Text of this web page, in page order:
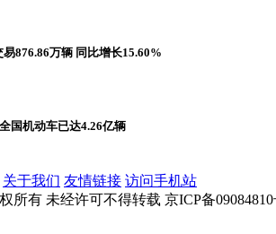
876.86万辆 同比增长15.60%
国机动车已达4.26亿辆
关于我们 友情链接 访问手机站
所有 未经许可不得转载 京ICP备09084810